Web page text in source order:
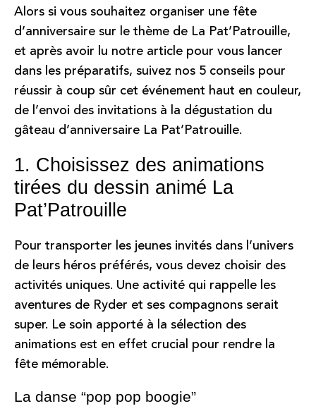
Alors si vous souhaitez organiser une fête
d’anniversaire sur le thème de La Pat’Patrouille,
et après avoir lu notre article pour vous lancer
dans les préparatifs, suivez nos 5 conseils pour
réussir à coup sûr cet événement haut en couleur,
de l’envoi des invitations à la dégustation du
gâteau d’anniversaire La Pat’Patrouille.
1. Choisissez des animations
tirées du dessin animé La
Pat’Patrouille
Pour transporter les jeunes invités dans l’univers
de leurs héros préférés, vous devez choisir des
activités uniques. Une activité qui rappelle les
aventures de Ryder et ses compagnons serait
super. Le soin apporté à la sélection des
animations est en effet crucial pour rendre la
fête mémorable.
La danse “pop pop boogie”